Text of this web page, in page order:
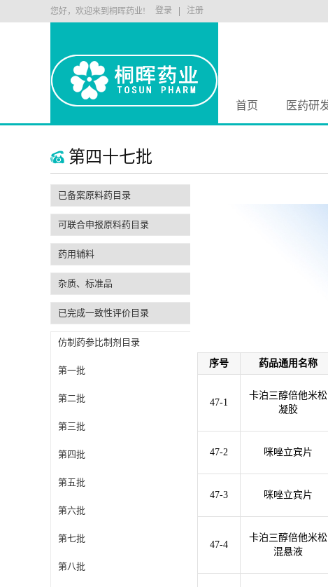
您好，欢迎来到桐晖药业! 注册
登录
首页 医药研
第四十七批
已备案原料药目录
可联合申报原料药目录
药用辅料
杂质、标准品
已完成一致性评价目录
仿制药参比制剂目录
第一批
第二批
第三批
第四批
第五批
第六批
第七批
第八批
序号 药品通用名称
47-1
卡泊三醇倍他米松
凝胶
47-2 咪唑立宾片
47-3 咪唑立宾片
47-4
卡泊三醇倍他米松
混悬液